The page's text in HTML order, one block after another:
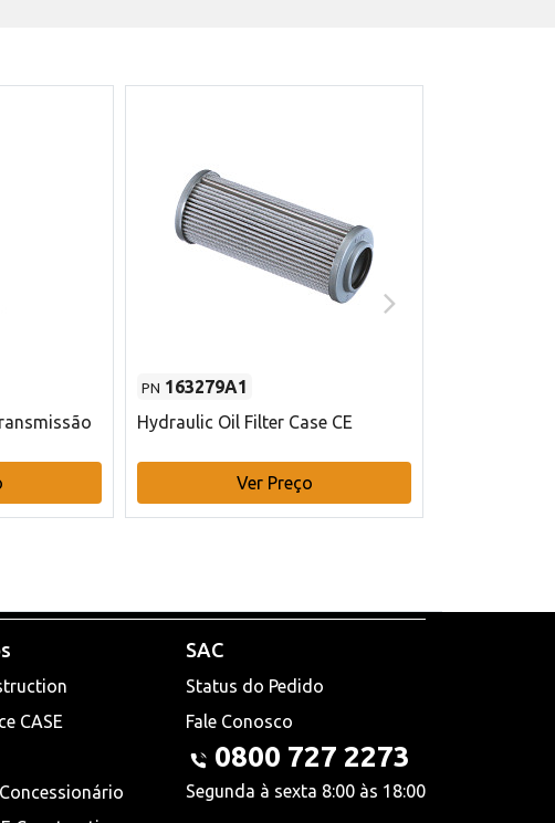
PN 163279A1
Hydraulic Oil Filter Case CE
Ver Preço
CASE
SAC
Status do Pedido
Fale Conosco
0800 727 2273
Segunda à sexta 8:00 às 18:00